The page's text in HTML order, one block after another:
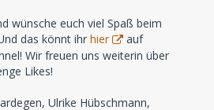
wünsche euch viel Spaß beim
das könnt ihr hier
auf
Wir freuen uns weiterin über
Likes!
Ulrike Hübschmann,